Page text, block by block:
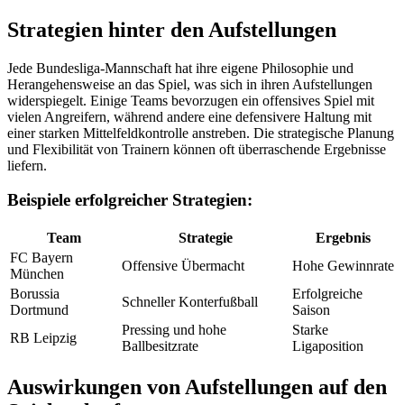
Strategien hinter den Aufstellungen
Jede Bundesliga-Mannschaft hat ihre eigene Philosophie und
Herangehensweise an das Spiel, was sich in ihren Aufstellungen
widerspiegelt. Einige Teams bevorzugen ein offensives Spiel mit
vielen Angreifern, während andere eine defensivere Haltung mit
einer starken Mittelfeldkontrolle anstreben. Die strategische Planung
und Flexibilität von Trainern können oft überraschende Ergebnisse
liefern.
Beispiele erfolgreicher Strategien:
Team Strategie
Ergebnis
FC Bayern
München
Offensive Übermacht
Hohe Gewinnrate
Borussia
Dortmund
Schneller Konterfußball
Erfolgreiche
Saison
RB Leipzig
Pressing und hohe
Ballbesitzrate
Starke
Ligaposition
Auswirkungen von Aufstellungen auf den